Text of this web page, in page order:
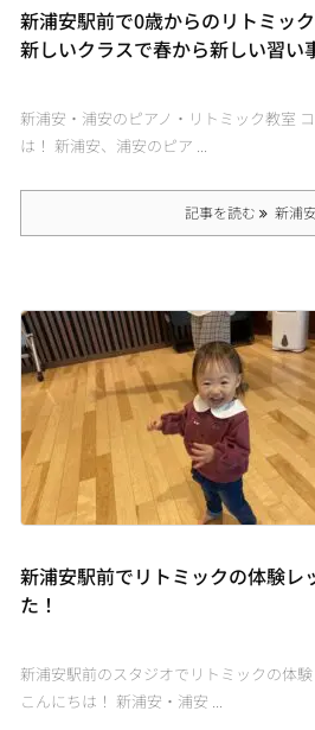
新浦安駅前で0歳からのリトミッ
新しいクラスで春から新しい習い
新浦安・浦安のピアノ・リトミック教室
は！ 新浦安、浦安のピア ...
記事を読む 新浦安
新浦安駅前でリトミックの体験レ
た！
新浦安駅前のスタジオでリトミックの体
こんにちは！ 新浦安・浦安 ...